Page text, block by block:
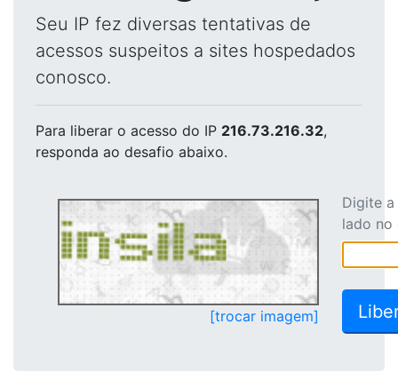
Seu IP fez diversas tentativas de
acessos suspeitos a sites hospedados
conosco.
Para liberar o acesso do IP 216.73.216.32,
responda ao desafio abaixo.
[trocar imagem]
Digite
lado no